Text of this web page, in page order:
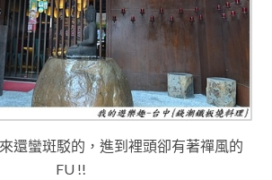
還蠻斑駁的，進到裡頭卻有著禪風的
FU !!